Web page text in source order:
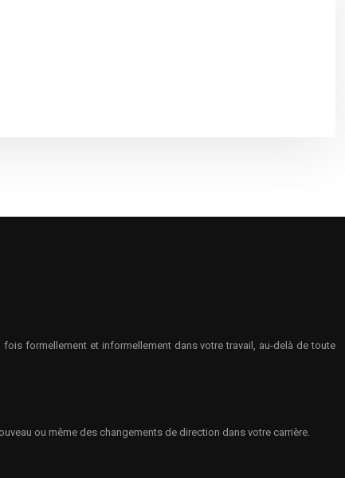
formellement et informellement dans votre travail, au-delà de toute
ou même des changements de direction dans votre carrière.